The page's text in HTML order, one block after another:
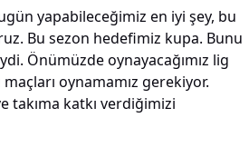
yapabileceğimiz en iyi şey, bu
Bu sezon hedefimiz kupa. Bunu
Önümüzde oynayacağımız lig
oynamamız gerekiyor.
takıma katkı verdiğimizi